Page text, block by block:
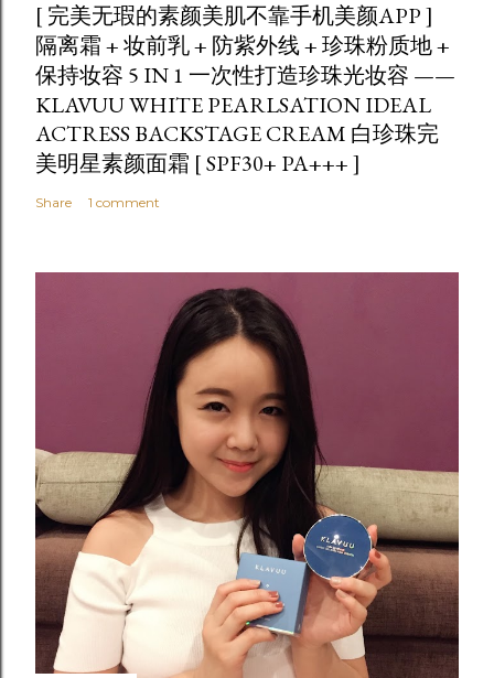
[ 完美无瑕的素颜美肌不靠手机美颜APP ]
隔离霜 + 妆前乳 + 防紫外线 + 珍珠粉质地 +
保持妆容 5 IN 1 一次性打造珍珠光妆容 ——
KLAVUU WHITE PEARLSATION IDEAL
ACTRESS BACKSTAGE CREAM 白珍珠完
美明星素颜面霜 [ SPF30+ PA+++ ]
Share 1 comment